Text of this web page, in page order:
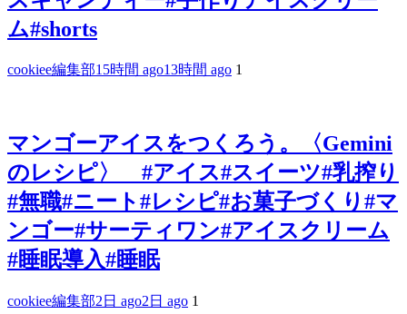
ム#shorts
cookiee編集部15時間 ago13時間 ago 1
マンゴーアイスをつくろう。〈Gemini
のレシピ〉 #アイス#スイーツ#乳搾り
#無職#ニート#レシピ#お菓子づくり#マ
ンゴー#サーティワン#アイスクリーム
#睡眠導入#睡眠
cookiee編集部2日 ago2日 ago 1